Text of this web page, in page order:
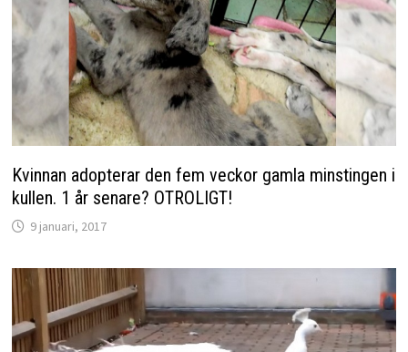
Kvinnan adopterar den fem veckor gamla minstingen i
kullen. 1 år senare? OTROLIGT!
9 januari, 2017